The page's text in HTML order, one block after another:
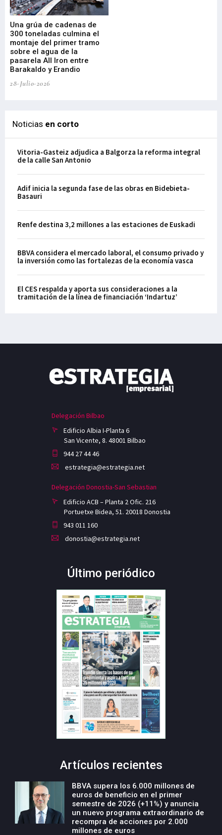
Una grúa de cadenas de
300 toneladas culmina el
montaje del primer tramo
sobre el agua de la
pasarela All Iron entre
Barakaldo y Erandio
28-Julio-2026
Noticias en corto
Vitoria-Gasteiz adjudica a Balgorza la reforma integral
de la calle San Antonio
Adif inicia la segunda fase de las obras en Bidebieta-
Basauri
Renfe destina 3,2 millones a las estaciones de Euskadi
BBVA considera el mercado laboral, el consumo privado y
la inversión como las fortalezas de la economía vasca
El CES respalda y aporta sus consideraciones a la
tramitación de la línea de financiación ‘Indartuz’
Delegación Bilbao
Edificio Albia I-Planta 6
San Vicente, 8. 48001 Bilbao
944 27 44 46
estrategia@estrategia.net
Delegación Donostia-San Sebastian
Edificio ACB – Planta 2 Ofic. 216
Portuetxe Bidea, 51. 20018 Donostia
943 011 160
donostia@estrategia.net
Último periódico
Artículos recientes
BBVA supera los 6.000 millones de
euros de beneficio en el primer
semestre de 2026 (+11%) y anuncia
un nuevo programa extraordinario de
recompra de acciones por 2.000
millones de euros